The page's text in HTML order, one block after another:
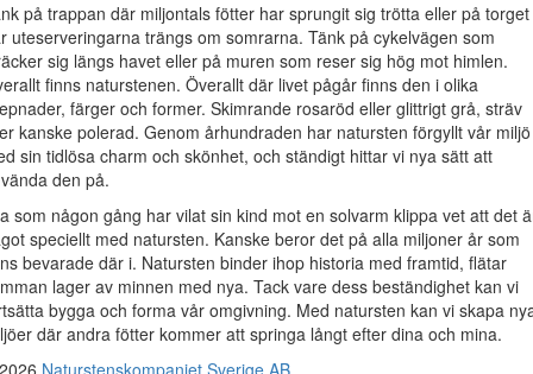
på trappan där miljontals fötter har sprungit sig trötta eller på torget
uteserveringarna trängs om somrarna. Tänk på cykelvägen som
sig längs havet eller på muren som reser sig hög mot himlen.
finns naturstenen. Överallt där livet pågår finns den i olika
färger och former. Skimrande rosaröd eller glittrigt grå, sträv
kanske polerad. Genom århundraden har natursten förgyllt vår miljö
sin tidlösa charm och skönhet, och ständigt hittar vi nya sätt att
den på.
som någon gång har vilat sin kind mot en solvarm klippa vet att det
speciellt med natursten. Kanske beror det på alla miljoner år som
bevarade där i. Natursten binder ihop historia med framtid, flätar
lager av minnen med nya. Tack vare dess beständighet kan vi
bygga och forma vår omgivning. Med natursten kan vi skapa
där andra fötter kommer att springa långt efter dina och mina.